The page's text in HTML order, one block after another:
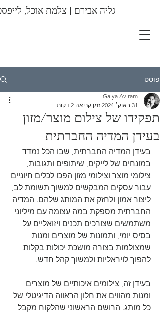
גליה אבירם | צלמת אוכל,
פוסט
תפקידו של צילום מוצר/מזון
בעידן המדיה החברתית
Galya Aviram
31 באוק׳ 2024
זמן קריאה 2 דקות
בעידן המדיה החברתית, שבו הכל נמדד
במונחים של לייקים, שיתופים ותגובות,
צילומי מוצר וצילומי מזון הפכו לכלים חיוניים
עבור עסקים המבקשים למשוך תשומת לב,
ליצור אמון ולחזק את המותג שלהם. המדיה
החברתית מספקת במה עצומה עם מיליוני
משתמשים שצורכים תכנים ויזואליים על
בסיס יומי, ותמונות של מוצרים ומנות
שמצולמות בצורה מושכת יכולות בקלות
להפוך לויראליות ולמשוך קהל חדש.
בעידן זה, צילומים איכותיים של מוצרים
ומנות מהווים את חלון הראווה הדיגיטלי של
כל מותג. הרושם הראשוני שהלקוח מקבל